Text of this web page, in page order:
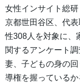
女性インサイト総
京都世田谷区、代
性308人を対象に、
関するアンケート
妻、子どもの身の
導権を握っているか